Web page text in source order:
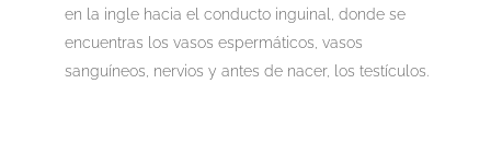
en la ingle hacia el conducto inguinal, donde se
encuentras los vasos espermáticos, vasos
sanguíneos, nervios y antes de nacer, los testículos.